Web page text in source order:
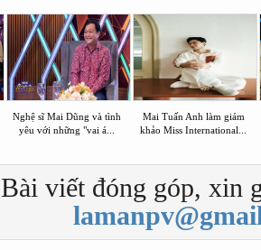
Nghệ sĩ Mai Dũng và tình
yêu với những "vai á...
Mai Tuấn Anh làm giám
khảo Miss International...
Bài viết đóng góp, xin